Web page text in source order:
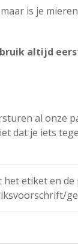
is je
altijd
al onze
dat je iets
etiket en